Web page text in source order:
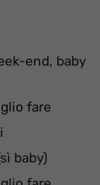
end, baby
fare
baby)